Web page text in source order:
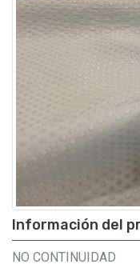
Información del
NO CONTINUIDAD